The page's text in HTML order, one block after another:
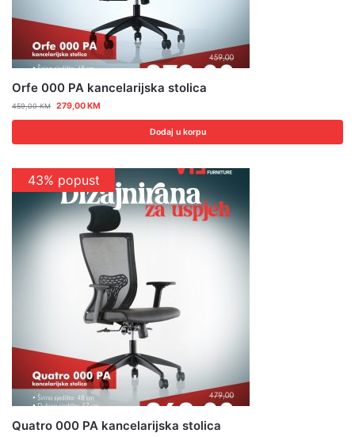
Orfe 000 PA kancelarijska stolica
459,00KM 279,00KM
Dodaj u korpu
43% popust
Popust 15%
Quatro 000 PA kancelarijska stolica